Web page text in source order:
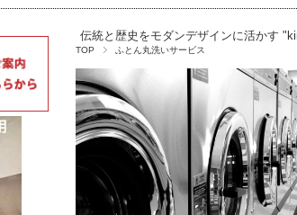
伝統と歴史をモダンデザインに活かす
TOP ふとん丸洗いサービス